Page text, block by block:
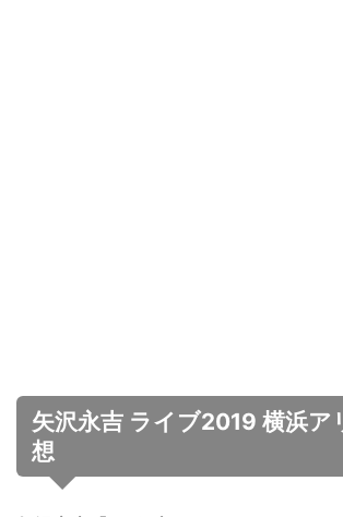
矢沢永吉 ライブ2019 横浜ア
想